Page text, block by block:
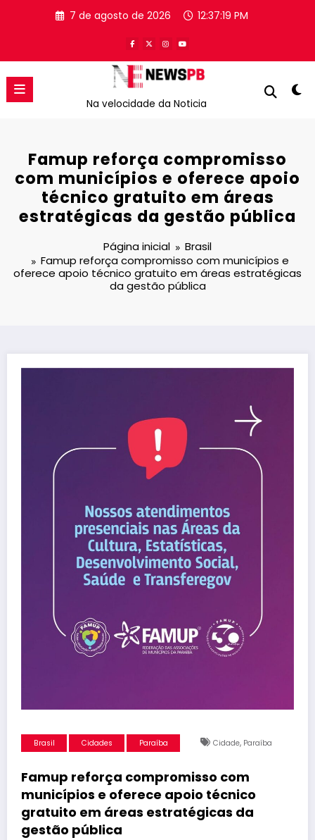
7 de agosto de 2026 12:37:20 PM
Na velocidade da Noticia
Famup reforça compromisso
com municípios e oferece apoio
técnico gratuito em áreas
estratégicas da gestão pública
Página inicial
Brasil
Famup reforça compromisso com municípios e
oferece apoio técnico gratuito em áreas estratégicas
da gestão pública
Brasil Cidades Paraíba Cidade, Paraíba
Famup reforça compromisso com
municípios e oferece apoio técnico
gratuito em áreas estratégicas da
gestão pública